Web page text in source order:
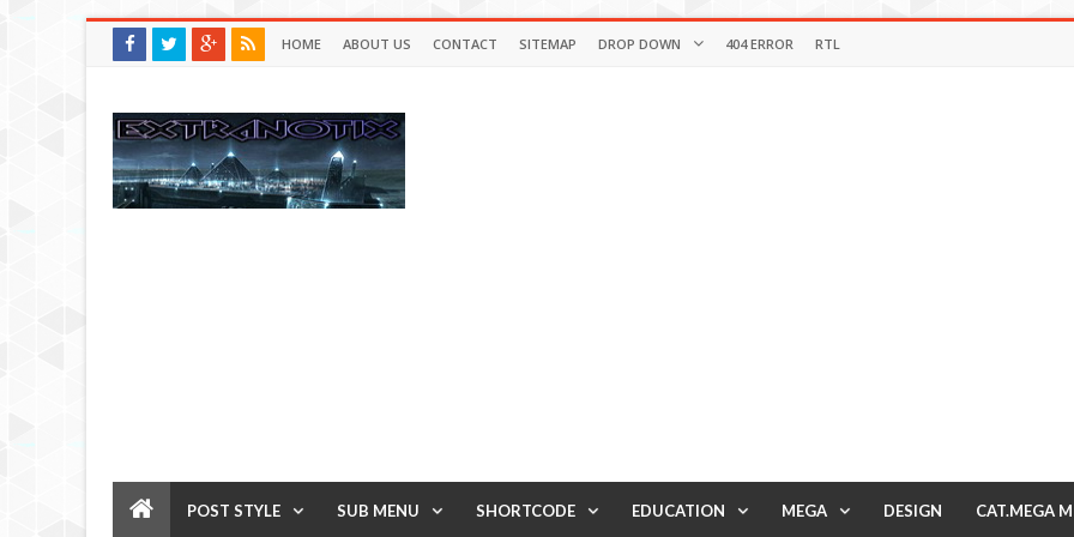
HOME ABOUT US CONTACT SITEMAP DROP DOWN 404 ERROR RTL
POST STYLE SUB MENU SHORTCODE EDUCATION MEGA DESIGN CAT.MEGA